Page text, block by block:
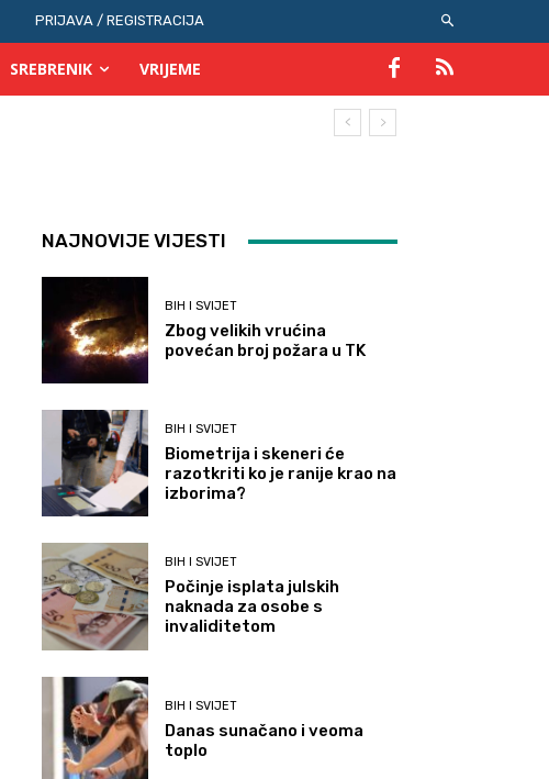
PRIJAVA / REGISTRACIJA
SREBRENIK VRIJEME
NAJNOVIJE VIJESTI
BIH I SVIJET
Zbog velikih vrućina
povećan broj požara u TK
BIH I SVIJET
Biometrija i skeneri će
razotkriti ko je ranije krao na
izborima?
BIH I SVIJET
Počinje isplata julskih
naknada za osobe s
invaliditetom
BIH I SVIJET
Danas sunačano i veoma
toplo